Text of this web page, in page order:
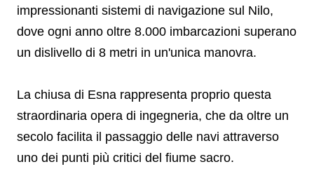
impressionanti sistemi di navigazione sul Nilo,
dove ogni anno oltre 8.000 imbarcazioni superano
un dislivello di 8 metri in un'unica manovra.
La chiusa di Esna rappresenta proprio questa
straordinaria opera di ingegneria, che da oltre un
secolo facilita il passaggio delle navi attraverso
uno dei punti più critici del fiume sacro.